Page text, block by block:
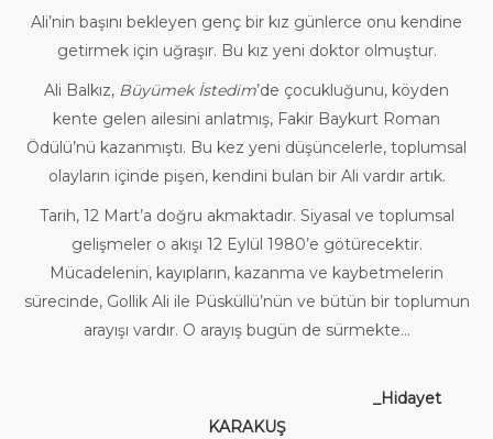
Ali’nin başını bekleyen genç bir kız günlerce onu kendine
getirmek için uğraşır. Bu kız yeni doktor olmuştur.
Ali Balkız, Büyümek İstedim’de çocukluğunu, köyden
kente gelen ailesini anlatmış, Fakir Baykurt Roman
Ödülü’nü kazanmıştı. Bu kez yeni düşüncelerle, toplumsal
olayların içinde pişen, kendini bulan bir Ali vardır artık.
Tarih, 12 Mart’a doğru akmaktadır. Siyasal ve toplumsal
gelişmeler o akışı 12 Eylül 1980’e götürecektir.
Mücadelenin, kayıpların, kazanma ve kaybetmelerin
sürecinde, Gollik Ali ile Püsküllü’nün ve bütün bir toplumun
arayışı vardır. O arayış bugün de sürmekte…
_Hidayet
KARAKUŞ